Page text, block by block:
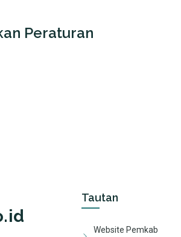
Peraturan
Tautan
Website Pemkab